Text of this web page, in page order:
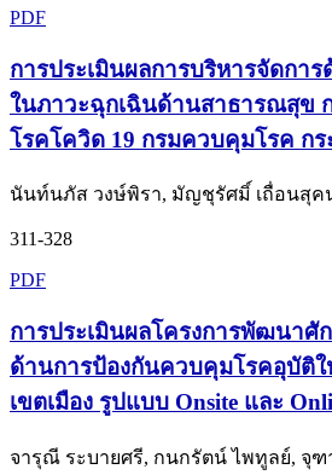
PDF
การประเมินผลการบริหารจัดการ
ในภาวะฉุกเฉินด้านสาธารณสุข
โรคโควิด 19 กรมควบคุมโรค ก
นันท์นภัส วงษ์พิรา, มัญชุรัศมิ์ เถื่อนสุค
311-328
PDF
การประเมินผลโครงการพัฒนาศั
ด้านการป้องกันควบคุมโรคอุบัติใ
เขตเมือง รูปแบบ Onsite และ
จารุณี ระบายศรี, กนกรัตน์ ไพทูลย์, จุ